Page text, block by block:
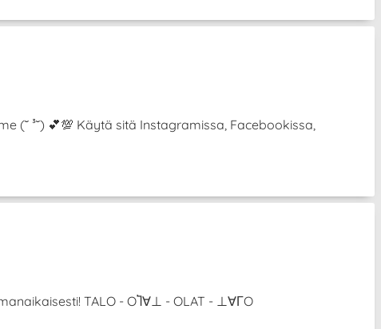
³˘) 💕💯 Käytä sitä Instagramissa, Facebookissa,
TALO - OႨ∀⊥ - OLAT - ⊥∀ΓO